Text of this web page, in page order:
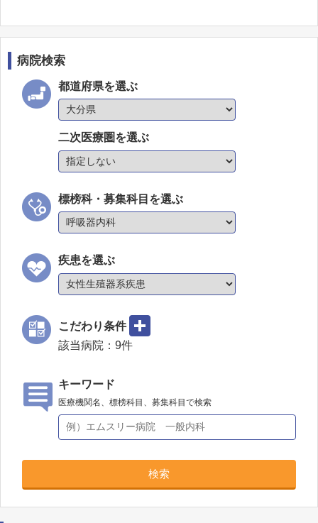
病院検索
都道府県を選ぶ
二次医療圏を選ぶ
標榜科・募集科目を選ぶ
疾患を選ぶ
こだわり条件
該当病院： 9件
キーワード
医療機関名、標榜科目、募集科目で検索
検索